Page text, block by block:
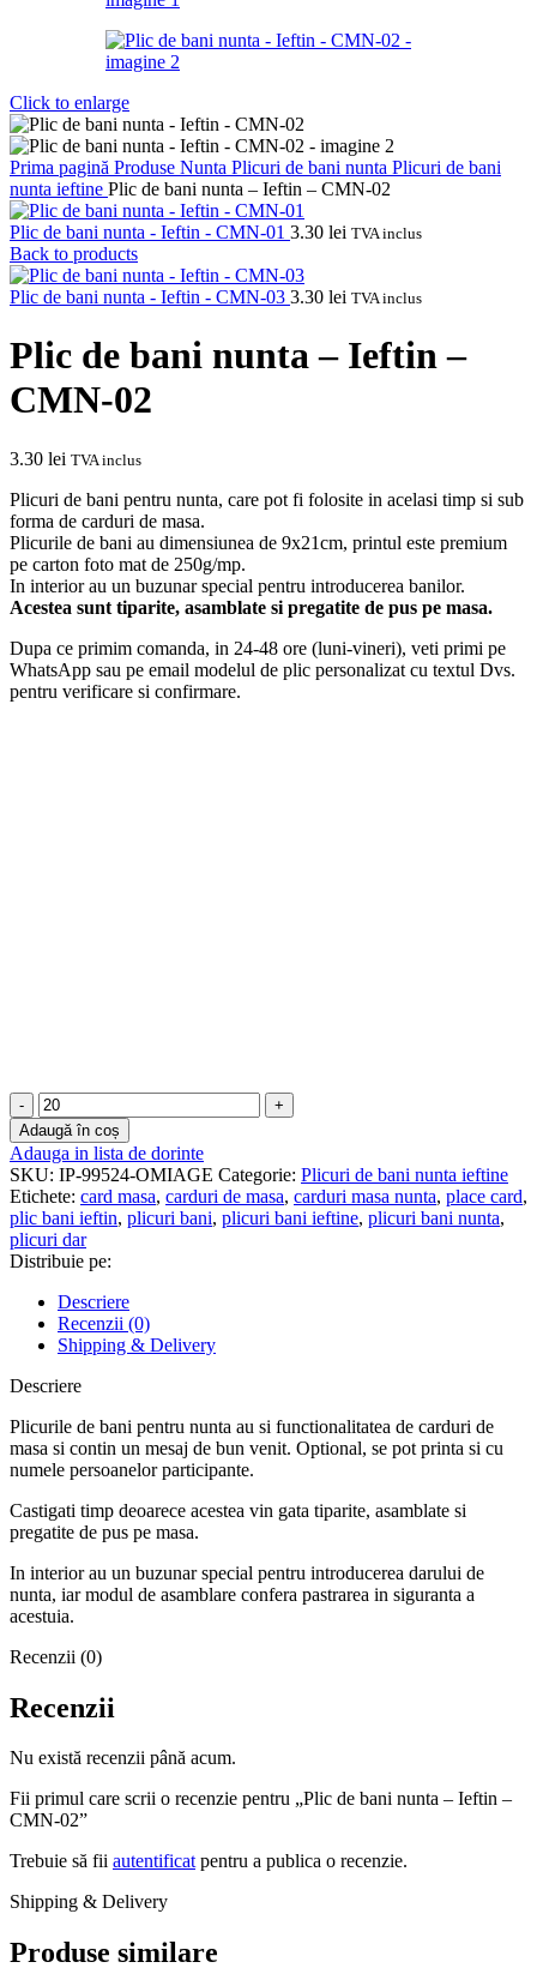
Click to enlarge
Prima pagină Produse Nunta Plicuri de bani nunta Plicuri de bani
nunta ieftine Plic de bani nunta – Ieftin – CMN-02
Plic de bani nunta - Ieftin - CMN-01 3.30 lei TVA inclus
Back to products
Plic de bani nunta - Ieftin - CMN-03 3.30 lei TVA inclus
Plic de bani nunta – Ieftin –
CMN-02
3.30 lei TVA inclus
Plicuri de bani pentru nunta, care pot fi folosite in acelasi timp si sub
forma de carduri de masa.
Plicurile de bani au dimensiunea de 9x21cm, printul este premium
pe carton foto mat de 250g/mp.
In interior au un buzunar special pentru introducerea banilor.
Acestea sunt tiparite, asamblate si pregatite de pus pe masa.
Dupa ce primim comanda, in 24-48 ore (luni-vineri), veti primi pe
WhatsApp sau pe email modelul de plic personalizat cu textul Dvs.
pentru verificare si confirmare.
Cantitate
Plic
de
bani
nunta
-
Ieftin
-
CMN-
02
Adaugă în coș
Adauga in lista de dorinte
SKU: IP-99524-OMIAGE Categorie: Plicuri de bani nunta ieftine
Etichete: card masa, carduri de masa, carduri masa nunta, place card,
plic bani ieftin, plicuri bani, plicuri bani ieftine, plicuri bani nunta,
plicuri dar
Distribuie pe:
Descriere
Recenzii (0)
Shipping & Delivery
Descriere
Plicurile de bani pentru nunta au si functionalitatea de carduri de
masa si contin un mesaj de bun venit. Optional, se pot printa si cu
numele persoanelor participante.
Castigati timp deoarece acestea vin gata tiparite, asamblate si
pregatite de pus pe masa.
In interior au un buzunar special pentru introducerea darului de
nunta, iar modul de asamblare confera pastrarea in siguranta a
acestuia.
Recenzii (0)
Recenzii
Nu există recenzii până acum.
Fii primul care scrii o recenzie pentru „Plic de bani nunta – Ieftin –
CMN-02”
Trebuie să fii autentificatpentru a publica o recenzie.
Shipping & Delivery
Produse similare